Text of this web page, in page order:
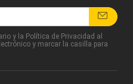
y la Política de Privacidad al
y marcar la casilla para